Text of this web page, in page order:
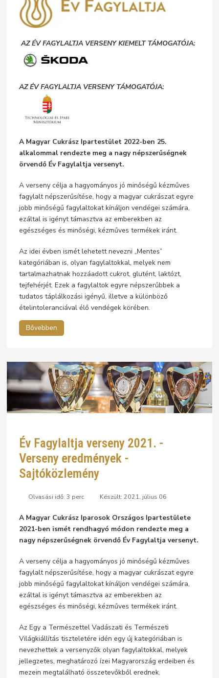
AZ ÉV FAGYLALTJA VERSENY KIEMELT TÁMOGATÓJA:
AZ ÉV FAGYLALTJA VERSENY TÁMOGATÓJA:
A Magyar Cukrász Ipartestület 2022-ben 25.
alkalommal rendezte meg a nagy népszerűségnek
örvendő Év Fagylaltja versenyt.
A verseny célja a hagyományos jó minőségű kézműves
fagylalt népszerűsítése, hogy a magyar cukrászat egyre
jobb minőségű fagylaltokat kínáljon vendégei számára,
ezáltal is igényt támasztva az emberekben az
egészséges és minőségi, kézműves termékek iránt.
Az idei évben ismét lehetett nevezni „Mentes”
kategóriában is, olyan fagylaltokkal, melyek nem
tartalmazhatnak hozzáadott cukrot, glutént, laktózt,
tejfehérjét. Ezek a fagylaltok egyre népszerűbbek a
tudatos táplálkozási igényű, illetve a különböző
ételintoleranciával élő vendégek körében.
Bővebben
Év Fagylaltja verseny 2021. -
Verseny eredmények -
Sajtóközlemény
Olvasási idő: 3 perc Készült: 2021. július 06
A Magyar Cukrász Iparosok Országos Ipartestülete
2021-ben ismét rendhagyó módon rendezte meg a
nagy népszerűségnek örvendő Év Fagylaltja versenyt.
A verseny célja a hagyományos jó minőségű kézműves
fagylalt népszerűsítése, hogy a magyar cukrászat egyre
jobb minőségű fagylaltokat kínáljon vendégei számára,
ezáltal is igényt támasztva az emberekben az
egészséges és minőségi, kézműves termékek iránt.
Az Egy a Természettel Vadászati és Természeti
Világkiállítás tiszteletére idén egy új kategóriában is
nevezhettek a versenyzők olyan fagylaltokkal, melyek
jellegzetes, meghatározó ízei Magyarország erdeiben és
mezein megtalálható összetevőkből erednek.